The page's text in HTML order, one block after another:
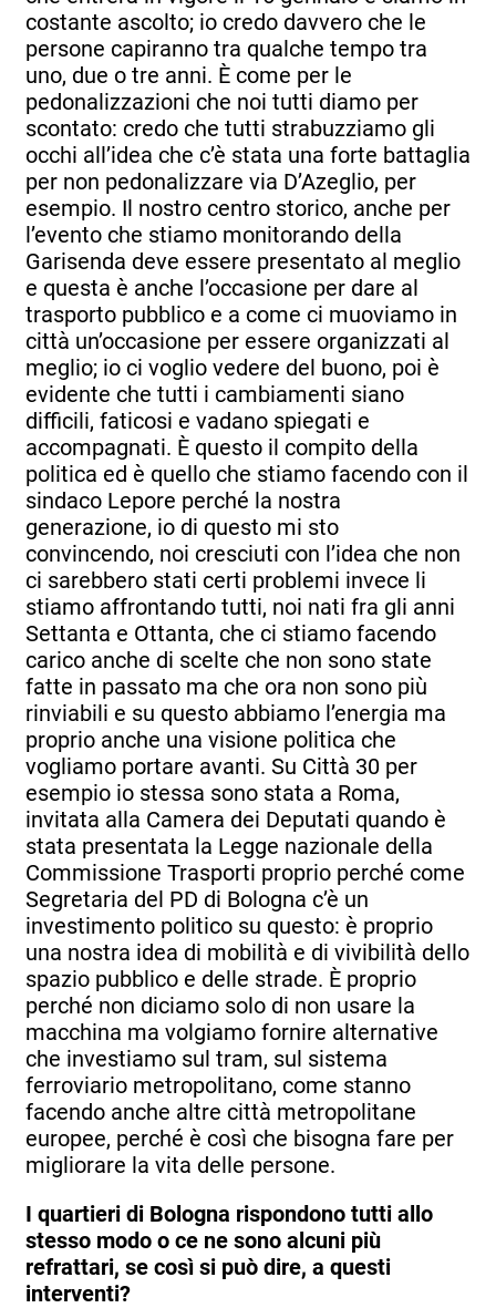
costante ascolto; io credo davvero che le
persone capiranno tra qualche tempo tra
uno, due o tre anni. È come per le
pedonalizzazioni che noi tutti diamo per
scontato: credo che tutti strabuzziamo gli
occhi all’idea che c’è stata una forte battaglia
per non pedonalizzare via D’Azeglio, per
esempio. Il nostro centro storico, anche per
l’evento che stiamo monitorando della
Garisenda deve essere presentato al meglio
e questa è anche l’occasione per dare al
trasporto pubblico e a come ci muoviamo in
città un’occasione per essere organizzati al
meglio; io ci voglio vedere del buono, poi è
evidente che tutti i cambiamenti siano
difficili, faticosi e vadano spiegati e
accompagnati. È questo il compito della
politica ed è quello che stiamo facendo con il
sindaco Lepore perché la nostra
generazione, io di questo mi sto
convincendo, noi cresciuti con l’idea che non
ci sarebbero stati certi problemi invece li
stiamo affrontando tutti, noi nati fra gli anni
Settanta e Ottanta, che ci stiamo facendo
carico anche di scelte che non sono state
fatte in passato ma che ora non sono più
rinviabili e su questo abbiamo l’energia ma
proprio anche una visione politica che
vogliamo portare avanti. Su Città 30 per
esempio io stessa sono stata a Roma,
invitata alla Camera dei Deputati quando è
stata presentata la Legge nazionale della
Commissione Trasporti proprio perché come
Segretaria del PD di Bologna c’è un
investimento politico su questo: è proprio
una nostra idea di mobilità e di vivibilità dello
spazio pubblico e delle strade. È proprio
perché non diciamo solo di non usare la
macchina ma volgiamo fornire alternative
che investiamo sul tram, sul sistema
ferroviario metropolitano, come stanno
facendo anche altre città metropolitane
europee, perché è così che bisogna fare per
migliorare la vita delle persone.
I quartieri di Bologna rispondono tutti allo
stesso modo o ce ne sono alcuni più
refrattari, se così si può dire, a questi
interventi?